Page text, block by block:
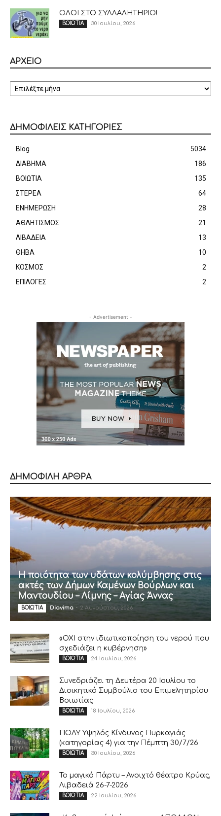
ΟΛΟΙ ΣΤΟ ΣΥΛΛΑΛΗΤΗΡΙΟ!
ΒΟΙΩΤΙΑ 30 Ιουλίου, 2026
ΑΡΧΕΙΟ
ΔΗΜΟΦΙΛΕΙΣ ΚΑΤΗΓΟΡΙΕΣ
Blog
5034
ΔΙΑΒΗΜΑ
186
ΒΟΙΩΤΙΑ
135
ΣΤΕΡΕΑ
64
ΕΝΗΜΕΡΩΣΗ
28
ΑΘΛΗΤΙΣΜΟΣ
21
ΛΙΒΑΔΕΙΑ
13
ΘΗΒΑ
10
ΚΟΣΜΟΣ
2
ΕΠΙΛΟΓΕΣ
2
- Advertisement -
ΔΗΜΟΦΙΛΗ ΑΡΘΡΑ
Η ποιότητα των υδάτων κολύμβησης στις
ακτές των Δήμων Καμένων Βούρλων και
Μαντουδίου – Λίμνης – Αγίας Άννας
ΒΟΙΩΤΙΑ Diavima - 2 Αυγούστου, 2026
«ΟΧΙ στην ιδιωτικοποίηση του νερού που
σχεδιάζει η κυβέρνηση»
ΒΟΙΩΤΙΑ 24 Ιουλίου, 2026
Συνεδριάζει τη Δευτέρα 20 Ιουλίου το
Διοικητικό Συμβούλιο του Επιμελητηρίου
Βοιωτίας
ΒΟΙΩΤΙΑ 18 Ιουλίου, 2026
ΠΟΛΥ Υψηλός Κίνδυνος Πυρκαγιάς
(κατηγορίας 4) για την Πέμπτη 30/7/26
ΒΟΙΩΤΙΑ 30 Ιουλίου, 2026
Το μαγικό Πάρτυ – Ανοιχτό θέατρο Κρύας,
Λιβαδειά 26-7-2026
ΒΟΙΩΤΙΑ 22 Ιουλίου, 2026